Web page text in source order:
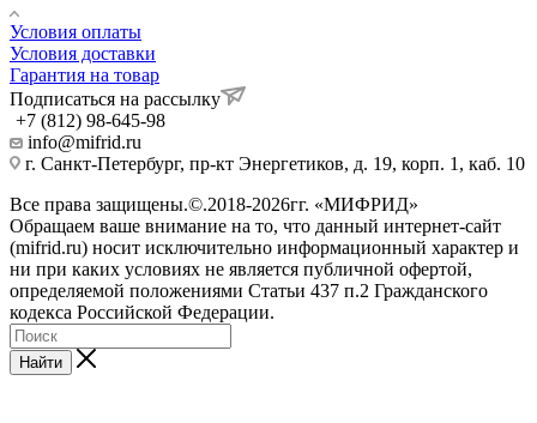
Условия оплаты
Условия доставки
Гарантия на товар
Подписаться на рассылку
+7 (812) 98-645-98
info@mifrid.ru
г. Санкт-Петербург, пр-кт Энергетиков, д. 19, корп. 1, каб. 10
Все права защищены.©.2018-2026гг. «МИФРИД»
Обращаем ваше внимание на то, что данный интернет-сайт
(mifrid.ru) носит исключительно информационный характер и
ни при каких условиях не является публичной офертой,
определяемой положениями Статьи 437 п.2 Гражданского
кодекса Российской Федерации.
Найти